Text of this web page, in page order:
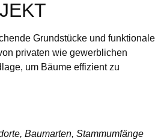
Grundstücke und funktionale
privaten wie gewerblichen
um Bäume effizient zu
Baumarten, Stammumfänge